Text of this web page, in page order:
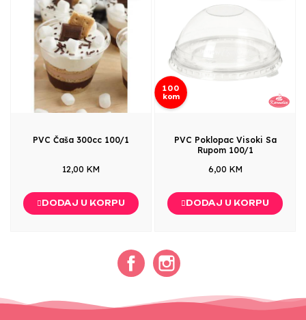
PVC Čaša 300cc 100/1
12,00 KM
DODAJ U KORPU
100
kom
PVC Poklopac Visoki Sa
Rupom 100/1
6,00 KM
DODAJ U KORPU
Facebook